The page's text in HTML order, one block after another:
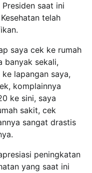
saat ini
telah
saya cek ke rumah
banyak sekali,
lapangan saya,
komplainnya
ke sini, saya
sakit, cek
sangat drastis
peningkatan
yang saat ini